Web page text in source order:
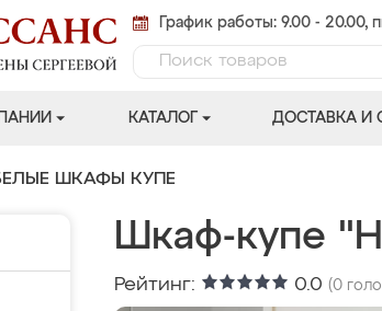
График работы: 9.00 - 20.00,
КАТАЛОГ ДОСТАВКА И
ШКАФЫ КУПЕ
Шкаф-купе
Рейтинг: 0.0 (0